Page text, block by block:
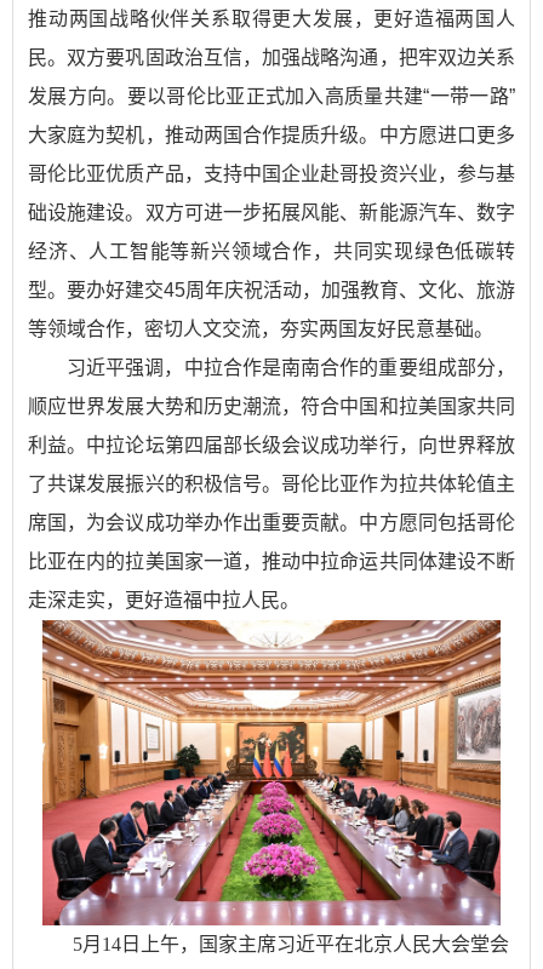
推动两国战略伙伴关系取得更大发展，更好造福两国人
民。双方要巩固政治互信，加强战略沟通，把牢双边关系
发展方向。要以哥伦比亚正式加入高质量共建“一带一路”
大家庭为契机，推动两国合作提质升级。中方愿进口更多
哥伦比亚优质产品，支持中国企业赴哥投资兴业，参与基
础设施建设。双方可进一步拓展风能、新能源汽车、数字
经济、人工智能等新兴领域合作，共同实现绿色低碳转
型。要办好建交45周年庆祝活动，加强教育、文化、旅游
等领域合作，密切人文交流，夯实两国友好民意基础。
习近平强调，中拉合作是南南合作的重要组成部分，
顺应世界发展大势和历史潮流，符合中国和拉美国家共同
利益。中拉论坛第四届部长级会议成功举行，向世界释放
了共谋发展振兴的积极信号。哥伦比亚作为拉共体轮值主
席国，为会议成功举办作出重要贡献。中方愿同包括哥伦
比亚在内的拉美国家一道，推动中拉命运共同体建设不断
走深走实，更好造福中拉人民。
5月14日上午，国家主席习近平在北京人民大会堂会